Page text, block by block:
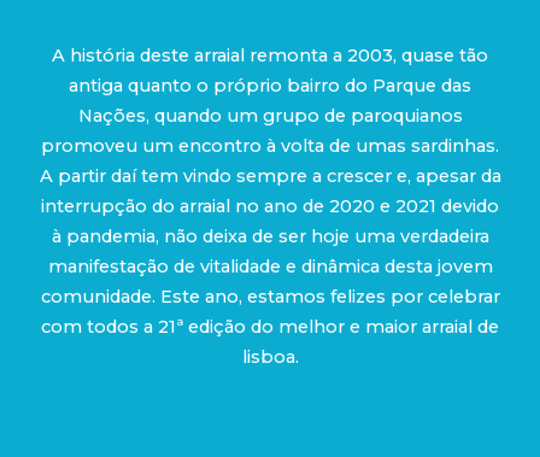
A história deste arraial remonta a 2003, quase tão
antiga quanto o próprio bairro do Parque das
Nações, quando um grupo de paroquianos
promoveu um encontro à volta de umas sardinhas.
A partir daí tem vindo sempre a crescer e, apesar da
interrupção do arraial no ano de 2020 e 2021 devido
à pandemia, não deixa de ser hoje uma verdadeira
manifestação de vitalidade e dinâmica desta jovem
comunidade. Este ano, estamos felizes por celebrar
com todos a 21ª edição do melhor e maior arraial de
lisboa.